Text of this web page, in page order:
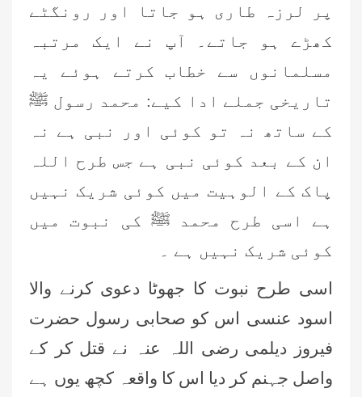
پر لرزہ طاری ہو جاتا اور رونگٹے
کھڑے ہو جاتے۔ آپ نے ایک مرتبہ
مسلمانوں سے خطاب کرتے ہوئے یہ
تاریخی جملے ادا کیے: محمد رسول ﷺ
کے ساتھ نہ تو کوئی اور نبی ہے نہ
ان کے بعد کوئی نبی ہے جس طرح اللہ
پاک کے الوہیت میں کوئی شریک نہیں
ہے اسی طرح محمد ﷺ کی نبوت میں
کوئی شریک نہیں ہے ۔
اسی طرح نبوت کا جھوٹا دعوی کرنے والا
اسود عنسی اس کو صحابی رسول حضرت
فیروز دیلمی رضی اللہ عنہ نے قتل کر کے
واصل جہنم کر دیا اس کا واقعہ کچھ یوں ہے